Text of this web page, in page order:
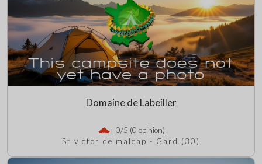
Domaine de Labeiller
0/5 (0 opinion)
St victor de malcap - Gard (30)